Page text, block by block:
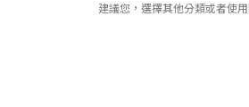
建議您，選擇其他分類或者使